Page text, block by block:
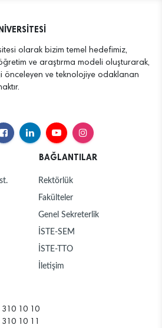
olarak bizim temel hedefimiz,
ve araştırma modeli oluşturarak,
önceleyen ve teknolojiye odaklanan
BAĞLANTILAR
Rektörlük
Fakülteler
Genel Sekreterlik
İSTE-SEM
İSTE-TTO
İletişim
310 10 10
10 11